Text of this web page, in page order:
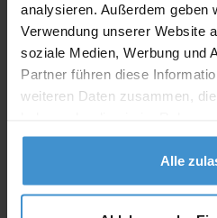
analysieren. Außerdem geben
Verwendung unserer Website
soziale Medien, Werbung und
Partner führen diese
weiteren Daten zusammen,
gesammelt haben.
Alle
Angebot
Individuelle
Artikel mit Werbeanbringung:
Muster mit Ihrer